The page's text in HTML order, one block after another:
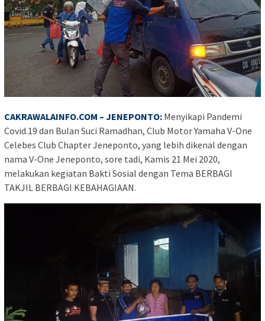
CAKRAWALAINFO.COM – JENEPONTO: Menyikapi Pandemi
Covid.19 dan Bulan Suci Ramadhan, Club Motor Yamaha V-One
Celebes Club Chapter Jeneponto, yang lebih dikenal dengan
nama V-One Jeneponto, sore tadi, Kamis 21 Mei 2020,
melakukan kegiatan Bakti Sosial dengan Tema BERBAGI
TAKJIL BERBAGI KEBAHAGIAAN.